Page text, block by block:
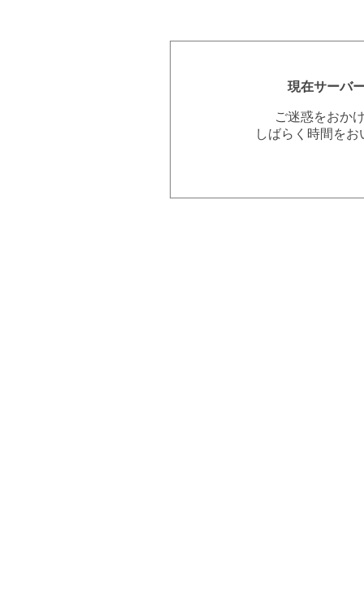
現在サーバ
ご迷惑をおか
しばらく時間を